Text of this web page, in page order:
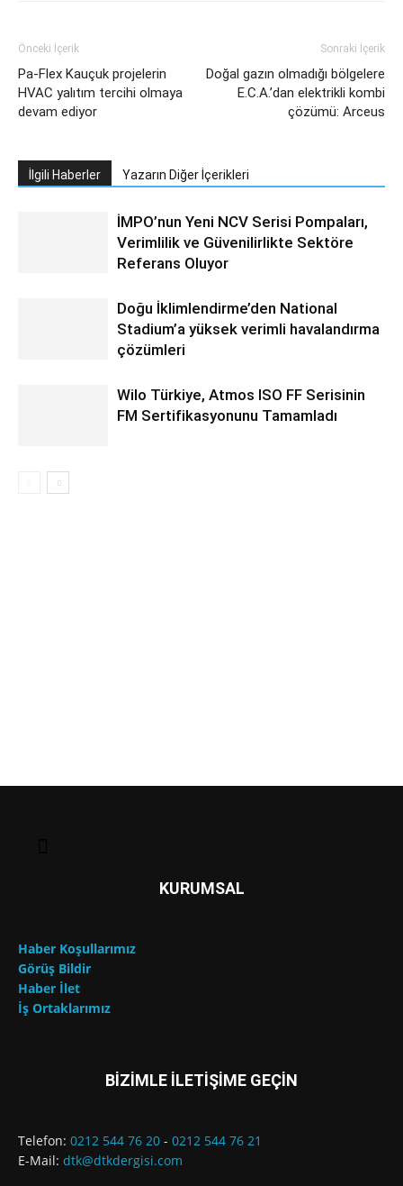
Önceki İçerik
Pa-Flex Kauçuk projelerin
HVAC yalıtım tercihi olmaya
devam ediyor
Sonraki İçerik
Doğal gazın olmadığı bölgelere
E.C.A.’dan elektrikli kombi
çözümü: Arceus
İlgili Haberler Yazarın Diğer İçerikleri
İMPO’nun Yeni NCV Serisi Pompaları,
Verimlilik ve Güvenilirlikte Sektöre
Referans Oluyor
Doğu İklimlendirme’den National
Stadium’a yüksek verimli havalandırma
çözümleri
Wilo Türkiye, Atmos ISO FF Serisinin
FM Sertifikasyonunu Tamamladı
KURUMSAL
Haber Koşullarımız
Görüş Bildir
Haber İlet
İş Ortaklarımız
BİZİMLE İLETİŞİME GEÇİN
Telefon: 0212 544 76 20 - 0212 544 76 21
E-Mail: dtk@dtkdergisi.com